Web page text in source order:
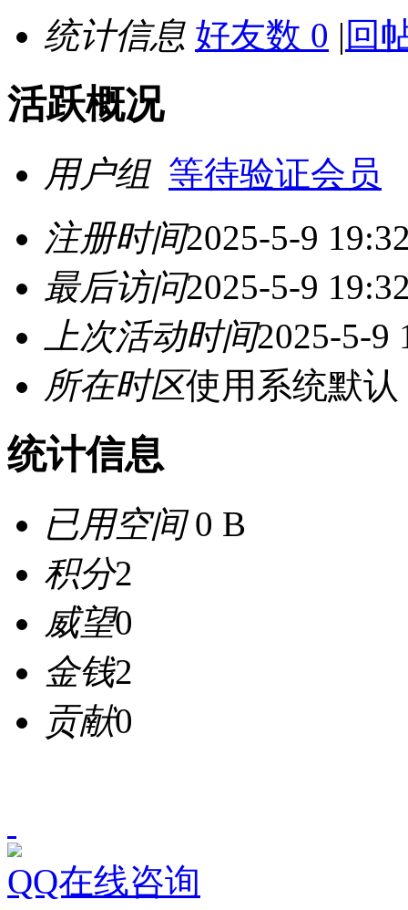
统计信息 好友数 0 | 回
活跃概况
用户组 等待验证会员
注册时间2025-5-9
最后访问2025-5-9
上次活动时间2025-5-9
所在时区使用系统默认
统计信息
已用空间0 B
积分2
威望0
金钱2
贡献0
QQ在线咨询